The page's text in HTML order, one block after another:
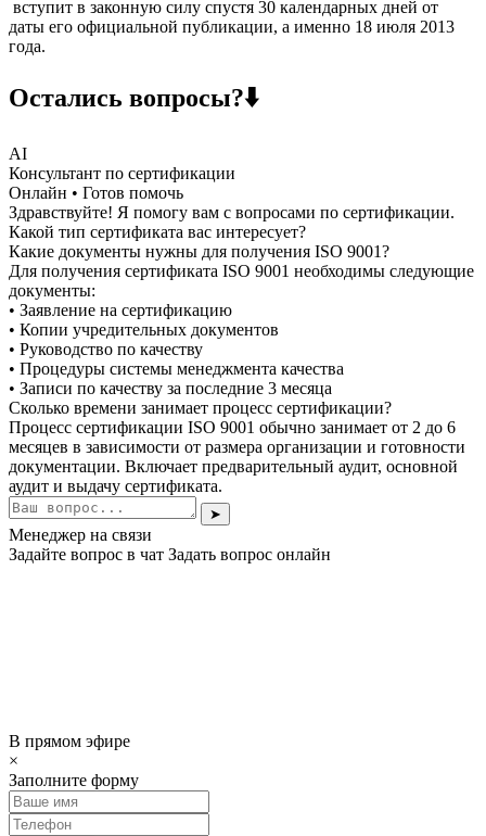
вступит в законную силу спустя 30 календарных дней от
даты его официальной публикации, а именно 18 июля 2013
года.
Остались вопросы?⬇️
AI
Консультант по сертификации
Онлайн • Готов помочь
Здравствуйте! Я помогу вам с вопросами по сертификации.
Какой тип сертификата вас интересует?
Какие документы нужны для получения ISO 9001?
Для получения сертификата ISO 9001 необходимы следующие
документы:
• Заявление на сертификацию
• Копии учредительных документов
• Руководство по качеству
• Процедуры системы менеджмента качества
• Записи по качеству за последние 3 месяца
Сколько времени занимает процесс сертификации?
Процесс сертификации ISO 9001 обычно занимает от 2 до 6
месяцев в зависимости от размера организации и готовности
документации. Включает предварительный аудит, основной
аудит и выдачу сертификата.
➤
Менеджер на связи
Задайте вопрос в чат Задать вопрос онлайн
В прямом эфире
×
Заполните форму